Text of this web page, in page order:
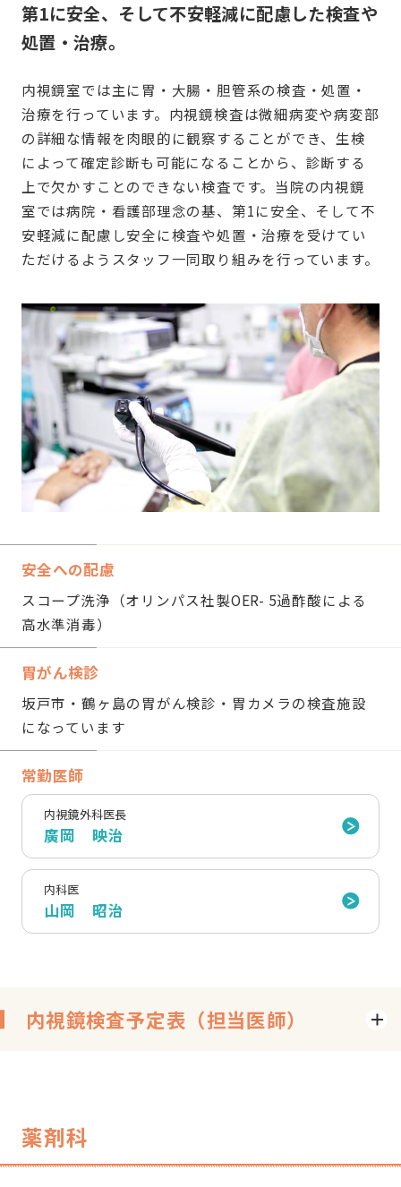
第1に安全、そして不安軽減に配慮した検査や
処置・治療。
内視鏡室では主に胃・大腸・胆管系の検査・処置・
治療を行っています。内視鏡検査は微細病変や病変部
の詳細な情報を肉眼的に観察することができ、生検
によって確定診断も可能になることから、診断する
上で欠かすことのできない検査です。当院の内視鏡
室では病院・看護部理念の基、第1に安全、そして不
安軽減に配慮し安全に検査や処置・治療を受けてい
ただけるようスタッフ一同取り組みを行っています。
安全への配慮
スコープ洗浄（オリンパス社製OER- 5過酢酸による
高水準消毒）
胃がん検診
坂戸市・鶴ヶ島の胃がん検診・胃カメラの検査施設
になっています
常勤医師
内視鏡外科医長
廣岡 映治
内科医
山岡 昭治
内視鏡検査予定表（担当医師）
薬剤科